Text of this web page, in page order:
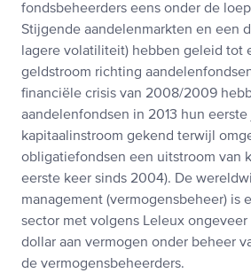
fondsbeheerders eens onder de
Stijgende aandelenmarkten en een
lagere volatiliteit) hebben geleid tot
geldstroom richting
financiële crisis van 2008/2009
aandelenfondsen in 2013 hun eerste
kapitaalinstroom gekend terwijl
obligatiefondsen een uitstroom van
eerste keer sinds 2004). De
management (vermogensbeheer) is
sector met volgens Leleux
dollar aan vermogen onder beheer
de vermogensbeheerders.